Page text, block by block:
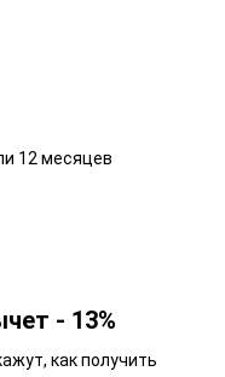
12 месяцев
- 13%
как получить